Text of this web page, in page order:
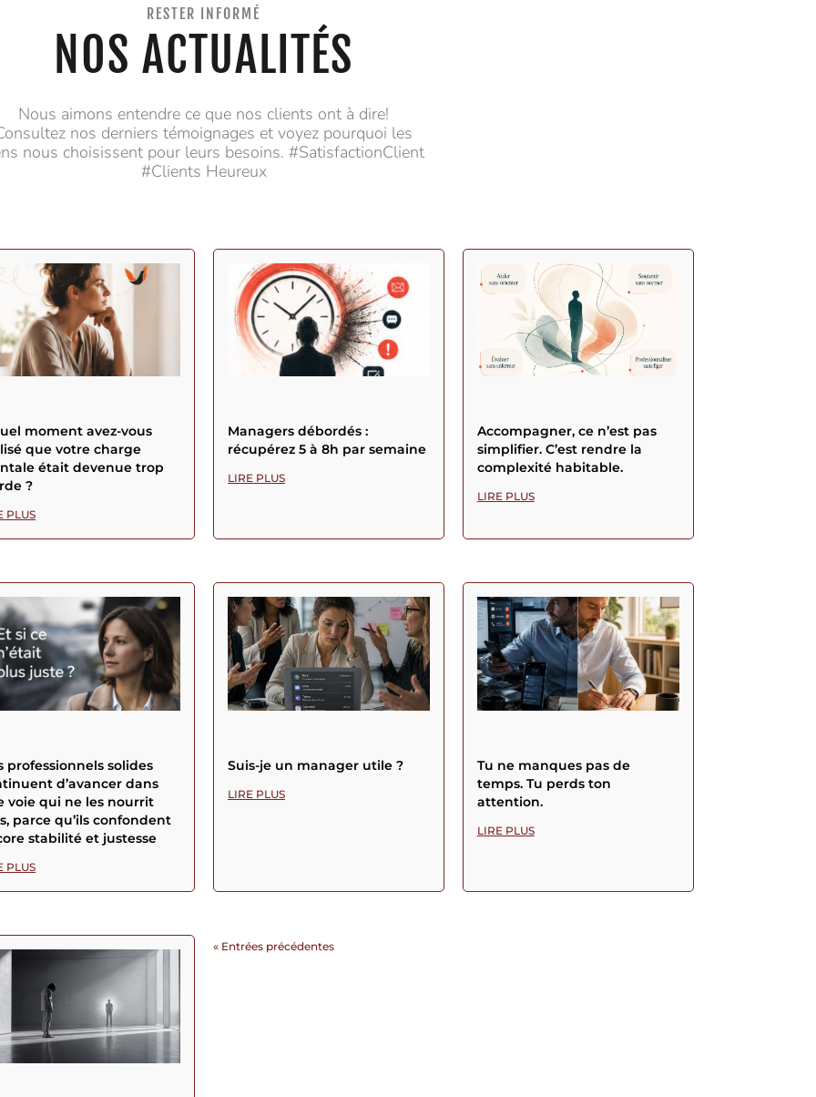
RESTER INFORMÉ
NOS ACTUALITÉS
Nous aimons entendre ce que nos clients ont à dire!
nos derniers témoignages et voyez pourquoi les
nous choisissent pour leurs besoins. #SatisfactionClient
#Clients Heureux
moment avez-vous
que votre charge
était devenue trop
?
PLUS
Managers débordés :
récupérez 5 à 8h par semaine
LIRE PLUS
Accompagner, ce n’est pas
simplifier. C’est rendre la
complexité habitable.
LIRE PLUS
professionnels solides
d’avancer dans
voie qui ne les nourrit
parce qu’ils confondent
stabilité et justesse
PLUS
Suis-je un manager utile ?
LIRE PLUS
Tu ne manques pas de
temps. Tu perds ton
attention.
LIRE PLUS
« Entrées précédentes